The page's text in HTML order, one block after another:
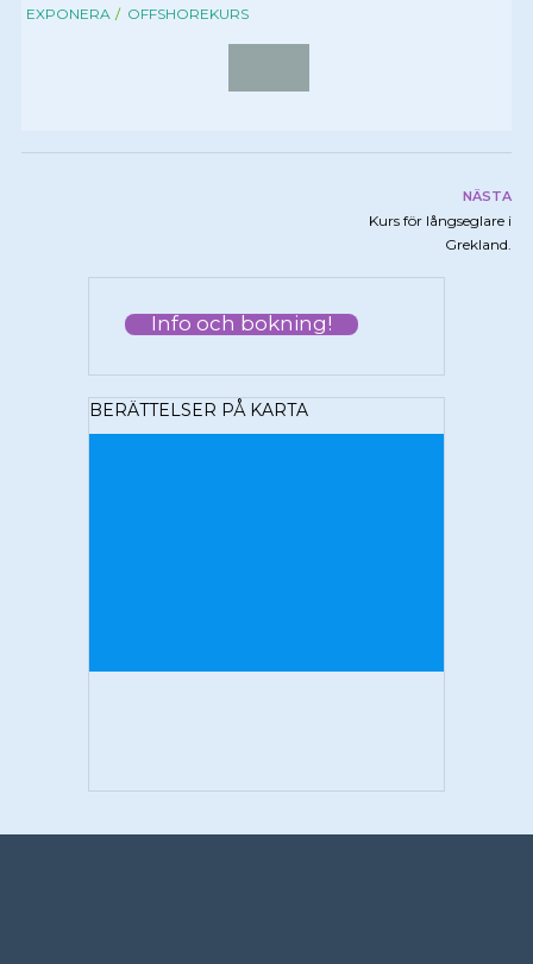
EXPONERA OFFSHOREKURS
NÄSTA
Kurs för långseglare i
Grekland.
Info och bokning!
BERÄTTELSER PÅ KARTA